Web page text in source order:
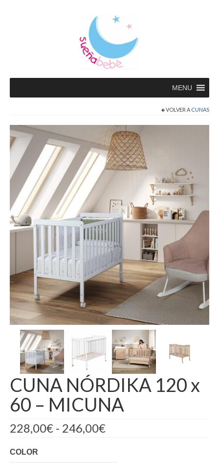
MENU
VOLVER A CUNAS
CUNA NÓRDIKA 120 x
60 – MICUNA
228,00€ - 246,00€
COLOR